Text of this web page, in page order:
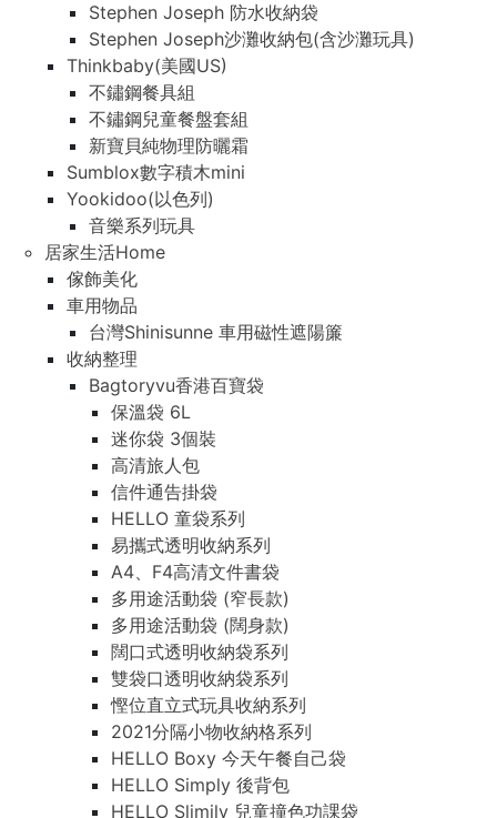
Stephen Joseph 防水收納袋
Stephen Joseph沙灘收納包(含沙灘玩具)
Thinkbaby(美國US)
不鏽鋼餐具組
不鏽鋼兒童餐盤套組
新寶貝純物理防曬霜
Sumblox數字積木mini
Yookidoo(以色列)
音樂系列玩具
居家生活Home
傢飾美化
車用物品
台灣Shinisunne 車用磁性遮陽簾
收納整理
Bagtoryvu香港百寶袋
保溫袋 6L
迷你袋 3個裝
高清旅人包
信件通告掛袋
HELLO 童袋系列
易攜式透明收納系列
A4、F4高清文件書袋
多用途活動袋 (窄長款)
多用途活動袋 (闊身款)
闊口式透明收納袋系列
雙袋口透明收納袋系列
慳位直立式玩具收納系列
2021分隔小物收納格系列
HELLO Boxy 今天午餐自己袋
HELLO Simply 後背包
HELLO Slimily 兒童撞色功課袋